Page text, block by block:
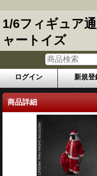
1/6フィギュア
ャートイズ
ログイン 新規登
商品詳細